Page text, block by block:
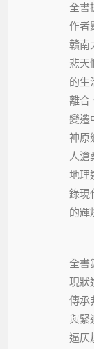
全書
作者
贛南
悲天
的生
離合
變遷
神原
人滄
地理
錄現
的輝
全書
現狀
傳承
與緊
逼仄